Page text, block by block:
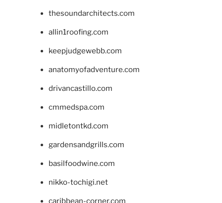
thesoundarchitects.com
allin1roofing.com
keepjudgewebb.com
anatomyofadventure.com
drivancastillo.com
cmmedspa.com
midletontkd.com
gardensandgrills.com
basilfoodwine.com
nikko-tochigi.net
caribbean-corner.com